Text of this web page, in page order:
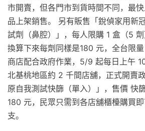
市開賣，但各門市到貨時間不同，最
品上架銷售。 另有販售「銳偵家用新
試劑（鼻腔）」，每人限購 1 盒（5
換算下來每劑同樣是180 元，全台限
商店配合政府作業，5/9 起每日上午
北基桃地區約 2 千間店舖，正式開賣
原自我測試快篩（單入）」，售價 快
180 元，民眾只需到各店舖櫃檯購買
支。